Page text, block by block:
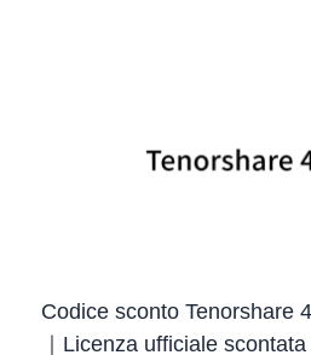
Codice sconto Tenorshare
｜Licenza ufficiale